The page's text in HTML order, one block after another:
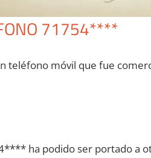
71754****
móvil quе fue
ha podido ser portado а